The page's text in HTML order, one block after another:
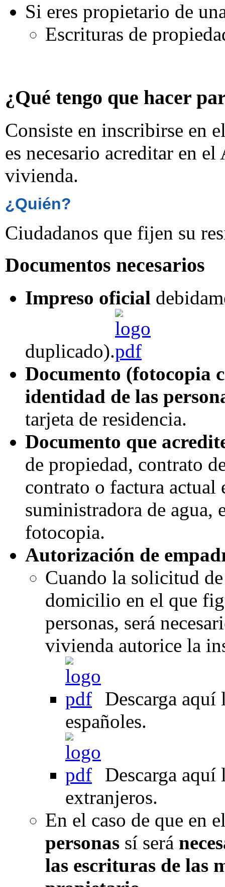
Si eres propietario de
Escrituras de
¿Qué tengo que hacer
Consiste en inscribirse en
es necesario acreditar en
vivienda.
¿Quién?
Ciudadanos que fijen su
Documentos necesarios
Impreso oficial
duplicado).
Documento (fotocopia
identidad de las
tarjeta de residencia.
Documento que
de propiedad, contrato
contrato o factura actual
suministradora de agua,
fotocopia.
Autorización de
Cuando la solicitud
domicilio en el que
personas, será
vivienda autorice la
Descarga aquí
españoles.
Descarga aquí
extranjeros.
En el caso de que en
personas sí será
las escrituras de las